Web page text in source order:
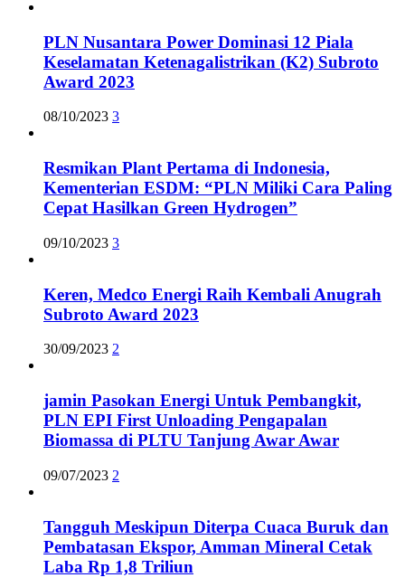
PLN Nusantara Power Dominasi 12 Piala
Keselamatan Ketenagalistrikan (K2) Subroto
Award 2023
08/10/2023 3
Resmikan Plant Pertama di Indonesia,
Kementerian ESDM: “PLN Miliki Cara Paling
Cepat Hasilkan Green Hydrogen”
09/10/2023 3
Keren, Medco Energi Raih Kembali Anugrah
Subroto Award 2023
30/09/2023 2
jamin Pasokan Energi Untuk Pembangkit,
PLN EPI First Unloading Pengapalan
Biomassa di PLTU Tanjung Awar Awar
09/07/2023 2
Tangguh Meskipun Diterpa Cuaca Buruk dan
Pembatasan Ekspor, Amman Mineral Cetak
Laba Rp 1,8 Triliun